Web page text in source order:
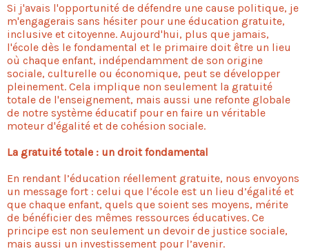
Si j'avais l'opportunité de défendre une cause politique, je
m'engagerais sans hésiter pour une éducation gratuite,
inclusive et citoyenne. Aujourd'hui, plus que jamais,
l'école dès le fondamental et le primaire doit être un lieu
où chaque enfant, indépendamment de son origine
sociale, culturelle ou économique, peut se développer
pleinement. Cela implique non seulement la gratuité
totale de l'enseignement, mais aussi une refonte globale
de notre système éducatif pour en faire un véritable
moteur d'égalité et de cohésion sociale.
La gratuité totale : un droit fondamental
En rendant l’éducation réellement gratuite, nous envoyons
un message fort : celui que l’école est un lieu d’égalité et
que chaque enfant, quels que soient ses moyens, mérite
de bénéficier des mêmes ressources éducatives. Ce
principe est non seulement un devoir de justice sociale,
mais aussi un investissement pour l’avenir.